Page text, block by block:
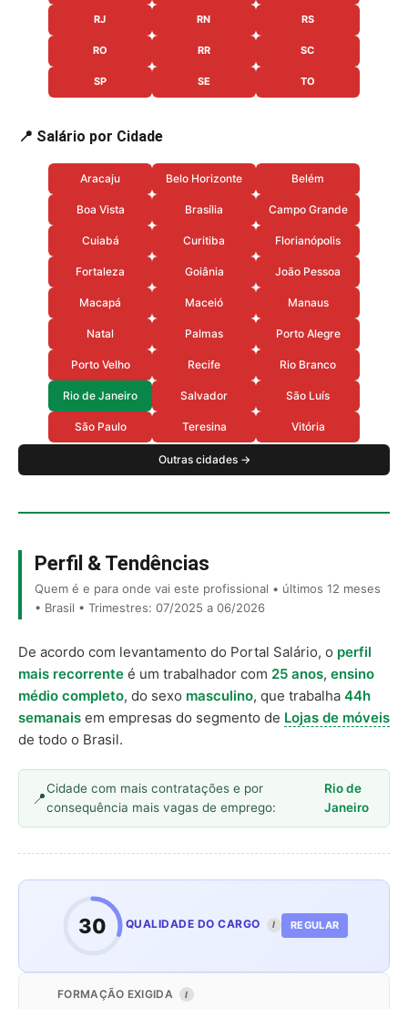
RJ RN RS
RO RR SC
SP SE TO
📍 Salário por Cidade
Aracaju Belo Horizonte Belém
Boa Vista Brasília Campo Grande
Cuiabá Curitiba Florianópolis
Fortaleza Goiânia João Pessoa
Macapá Maceió Manaus
Natal Palmas Porto Alegre
Porto Velho Recife Rio Branco
Rio de Janeiro Salvador São Luís
São Paulo Teresina Vitória
Outras cidades →
Perfil & Tendências
Quem é e para onde vai este profissional • últimos 12 meses
• Brasil • Trimestres: 07/2025 a 06/2026
De acordo com levantamento do Portal Salário, o perfil
mais recorrente é um trabalhador com 25 anos, ensino
médio completo, do sexo masculino, que trabalha 44h
semanais em empresas do segmento de Lojas de móveis
de todo o Brasil.
Cidade com mais contratações e por
consequência mais vagas de emprego:
Rio de
Janeiro
30 QUALIDADE DO CARGO I REGULAR
FORMAÇÃO EXIGIDA I